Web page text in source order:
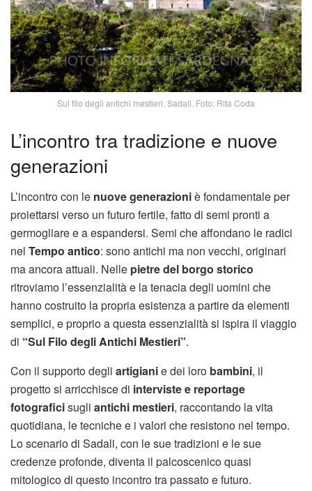
Sul filo degli antichi mestieri. Sadali. Foto: Rita Coda
L’incontro tra tradizione e nuove
generazioni
L’incontro con le nuove generazioniè fondamentale per
proiettarsi verso un futuro fertile, fatto di semi pronti a
germogliare e a espandersi. Semi che affondano le radici
nel Tempo antico: sono antichi ma non vecchi, originari
ma ancora attuali. Nelle pietre del borgo storico
ritroviamo l’essenzialità e la tenacia degli uomini che
hanno costruito la propria esistenza a partire da elementi
semplici, e proprio a questa essenzialità si ispira il viaggio
di “Sul Filo degli Antichi Mestieri”.
Con il supporto degli artigianie dei loro bambini, il
progetto si arricchisce di interviste e reportage
fotograficisugli antichi mestieri, raccontando la vita
quotidiana, le tecniche e i valori che resistono nel tempo.
Lo scenario di Sadali, con le sue tradizioni e le sue
credenze profonde, diventa il palcoscenico quasi
mitologico di questo incontro tra passato e futuro.